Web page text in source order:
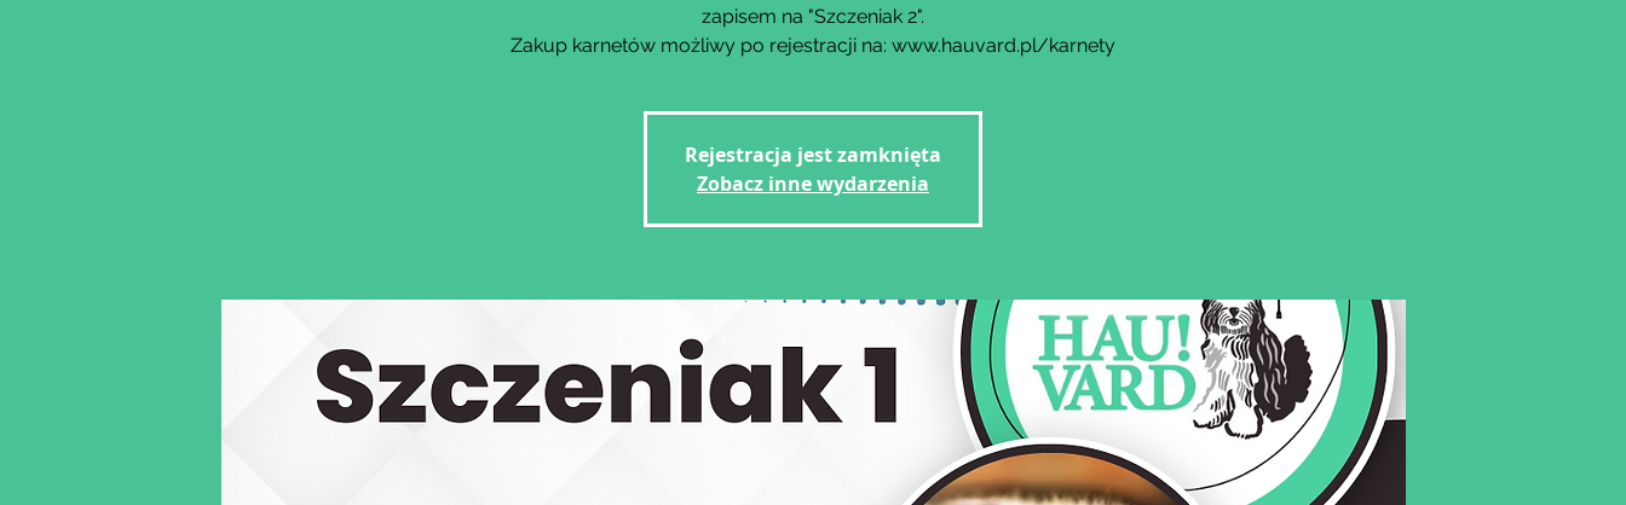
zapisem na "Szczeniak 2".
Zakup karnetów możliwy po rejestracji na: www.hauvard.pl/karnety
Rejestracja jest zamknięta
Zobacz inne wydarzenia